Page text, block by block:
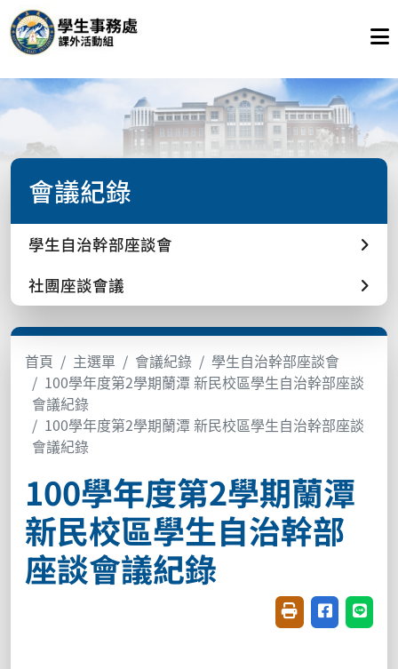
會議紀錄
學生自治幹部座談會
社團座談會議
首頁 主選單 會議紀錄
學生自治幹部座談會
100學年度第2學期蘭潭 新民校區學生自治幹部座談
會議紀錄
100學年度第2學期蘭潭 新民校區學生自治幹部座談
會議紀錄
100學年度第2學期蘭潭
新民校區學生自治幹部
座談會議紀錄
友善列印(開新視
分享至臉書
分享